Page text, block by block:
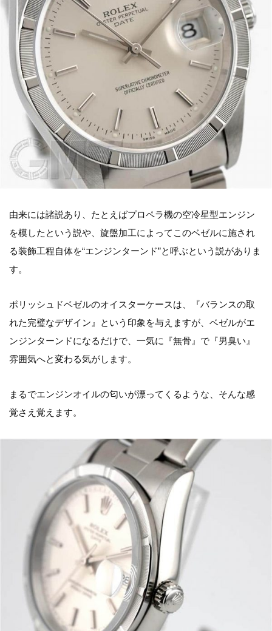
由来には諸説あり、たとえばプロペラ機の空冷星型エンジン
を模したという説や、旋盤加工によってこのベゼルに施され
る装飾工程自体を“エンジンターンド”と呼ぶという説がありま
す。
ポリッシュドベゼルのオイスターケースは、『バランスの取
れた完璧なデザイン』という印象を与えますが、ベゼルがエ
ンジンターンドになるだけで、一気に『無骨』で『男臭い』
雰囲気へと変わる気がします。
まるでエンジンオイルの匂いが漂ってくるような、そんな感
覚さえ覚えます。